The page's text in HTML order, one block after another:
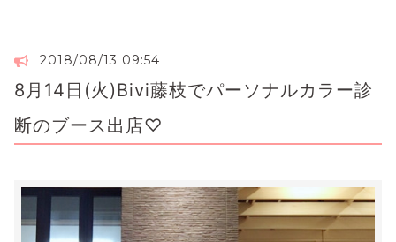
2018/08/13 09:54
8月14日(火)Bivi藤枝でパーソナルカラー診
断のブース出店♡